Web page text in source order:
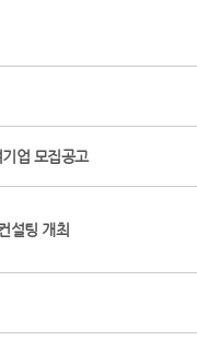
업 모집공고
설팅 개최